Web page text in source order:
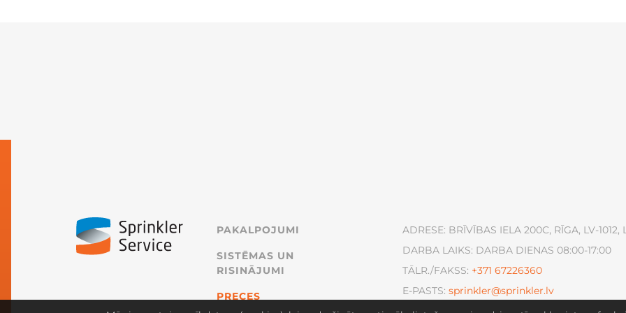
PAKALPOJUMI
SISTĒMAS UN
RISINĀJUMI
PRECES
ADRESE: BRĪVĪBAS IELA 200C, RĪGA, LV-1012,
DARBA LAIKS: DARBA DIENAS 08:00-17:00
TĀLR./FAKSS: +371 67226360
E-PASTS: sprinkler@sprinkler.lv